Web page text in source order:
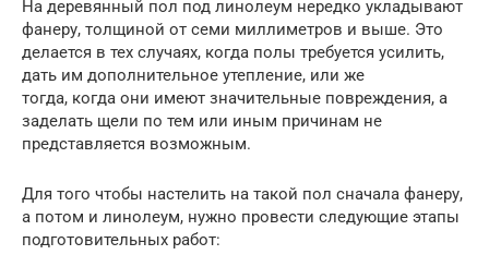
На деревянный пол под линолеум нередко укладывают
фанеру, толщиной от семи миллиметров и выше. Это
делается в тех случаях, когда полы требуется усилить,
дать им дополнительное утепление, или же
тогда, когда они имеют значительные повреждения, а
заделать щели по тем или иным причинам не
представляется возможным.
Для того чтобы настелить на такой пол сначала фанеру,
а потом и линолеум, нужно провести следующие этапы
подготовительных работ: